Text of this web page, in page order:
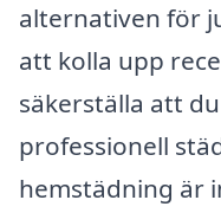
alternativen för
att kolla upp
säkerställa att
professionell
hemstädning är